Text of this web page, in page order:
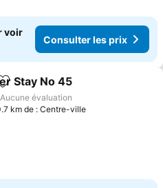
voir
Consulter les prix
Ajouter à mes favoris
Stay No 45
Aucune évaluation
km de : Centre-ville